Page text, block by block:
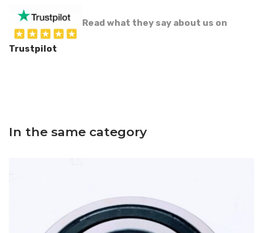
Read what they say about us on
Trustpilot
In the same category